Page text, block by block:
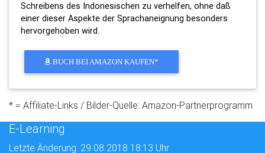
Schreibens des Indonesischen zu verhelfen, ohne daß
einer dieser Aspekte der Sprachaneignung besonders
hervorgehoben wird.
BUCH BEI AMAZON KAUFEN*
* = Affiliate-Links / Bilder-Quelle: Amazon-Partnerprogramm
E-Learning
Letzte Änderung: 29.08.2018 18:13 Uhr